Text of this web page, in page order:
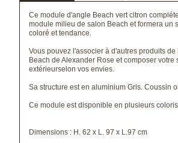
Ce module d'angle Beach vert citron
module milieu de salon Beach et formera un
coloré et tendance.
Vous pouvez l'associer à d'autres produits
Beach de Alexander Rose et composer votre
extérieurselon vos envies.
Sa structure est en aluminium Gris. Coussin
Ce module est disponible en plusieurs coloris.
Dimensions : H. 62 x L. 97 x L.97 cm